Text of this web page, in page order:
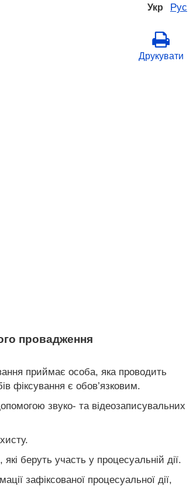
Укр Рус
Друкувати
провадження
приймає особа, яка проводить
фіксування є обов’язковим.
звуко- та відеозаписувальних
беруть участь у процесуальній дії.
зафіксованої процесуальної дії,